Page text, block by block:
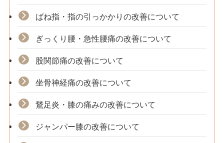
ばね指・指の引っかかりの改善について
ぎっくり腰・急性腰痛の改善について
股関節痛の改善について
坐骨神経痛の改善について
鵞足炎・膝の痛みの改善について
ジャンパー膝の改善について